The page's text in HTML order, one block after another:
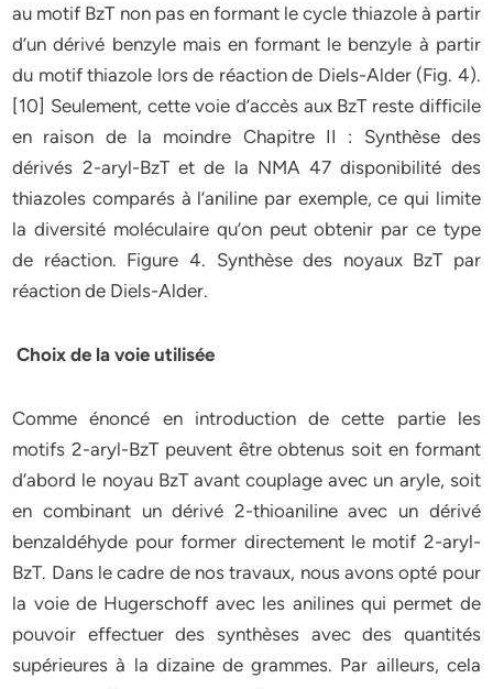
au motif BzT non pas en formant le cycle thiazole à partir
d’un dérivé benzyle mais en formant le benzyle à partir
du motif thiazole lors de réaction de Diels-Alder (Fig. 4).
[10] Seulement, cette voie d’accès aux BzT reste difficile
en raison de la moindre Chapitre II : Synthèse des
dérivés 2-aryl-BzT et de la NMA 47 disponibilité des
thiazoles comparés à l’aniline par exemple, ce qui limite
la diversité moléculaire qu’on peut obtenir par ce type
de réaction. Figure 4. Synthèse des noyaux BzT par
réaction de Diels-Alder.
Choix de la voie utilisée
Comme énoncé en introduction de cette partie les
motifs 2-aryl-BzT peuvent être obtenus soit en formant
d’abord le noyau BzT avant couplage avec un aryle, soit
en combinant un dérivé 2-thioaniline avec un dérivé
benzaldéhyde pour former directement le motif 2-aryl-
BzT. Dans le cadre de nos travaux, nous avons opté pour
la voie de Hugerschoff avec les anilines qui permet de
pouvoir effectuer des synthèses avec des quantités
supérieures à la dizaine de grammes. Par ailleurs, cela